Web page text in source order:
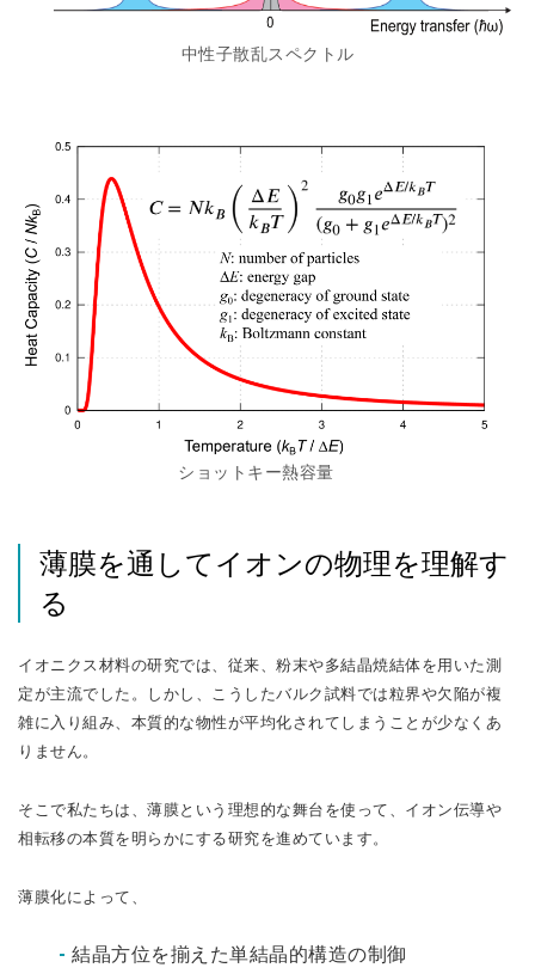
中性子散乱スペクトル
ショットキー熱容量
薄膜を通してイオンの物理を理解す
る
イオニクス材料の研究では、従来、粉末や多結晶焼結体を用いた測
定が主流でした。しかし、こうしたバルク試料では粒界や欠陥が複
雑に入り組み、本質的な物性が平均化されてしまうことが少なくあ
りません。
そこで私たちは、薄膜という理想的な舞台を使って、イオン伝導や
相転移の本質を明らかにする研究を進めています。
薄膜化によって、
結晶方位を揃えた単結晶的構造の制御